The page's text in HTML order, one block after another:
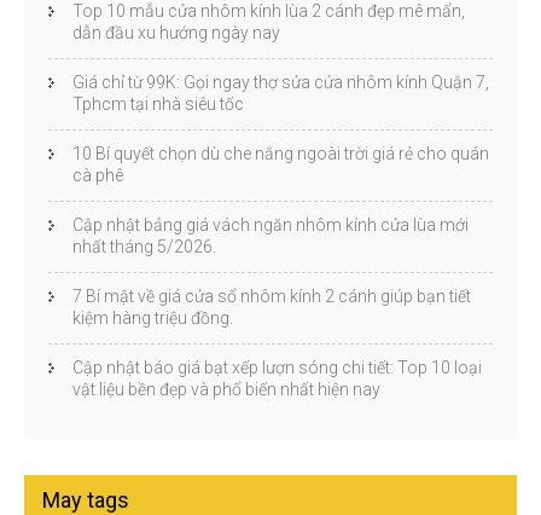
Top 10 mẫu cửa nhôm kính lùa 2 cánh đẹp mê mẩn,
dẫn đầu xu hướng ngày nay
Giá chỉ từ 99K: Gọi ngay thợ sửa cửa nhôm kính Quận 7,
Tphcm tại nhà siêu tốc
10 Bí quyết chọn dù che nắng ngoài trời giá rẻ cho quán
cà phê
Cập nhật bảng giá vách ngăn nhôm kính cửa lùa mới
nhất tháng 5/2026.
7 Bí mật về giá cửa sổ nhôm kính 2 cánh giúp bạn tiết
kiệm hàng triệu đồng.
Cập nhật báo giá bạt xếp lượn sóng chi tiết: Top 10 loại
vật liệu bền đẹp và phổ biến nhất hiện nay
May tags